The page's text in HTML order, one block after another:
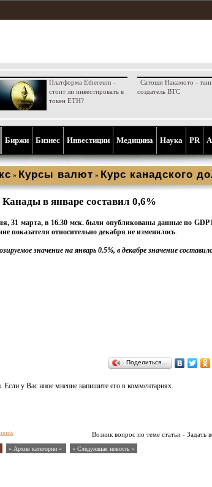
Платформа Ethereum -
стоит ли инвестировать в
токен ETH?
Сатоши Накамото -
создатель BTC
Биржи Бизнес Инвестиции Медицина Наука PR
» Курсы валют » Курс канадского
в январе составил 0,6%
31 марта, в 16.30 мск. были опубликованы данные по
показателя относительно декабря не изменилось.
значение на январь 0.5%, в декабре значение
Поделиться…
у Вас иное мнение напишите его в комментариях.
Возник вопрос по теме статьи - Задать
» Архив категории « » Следующая новость »